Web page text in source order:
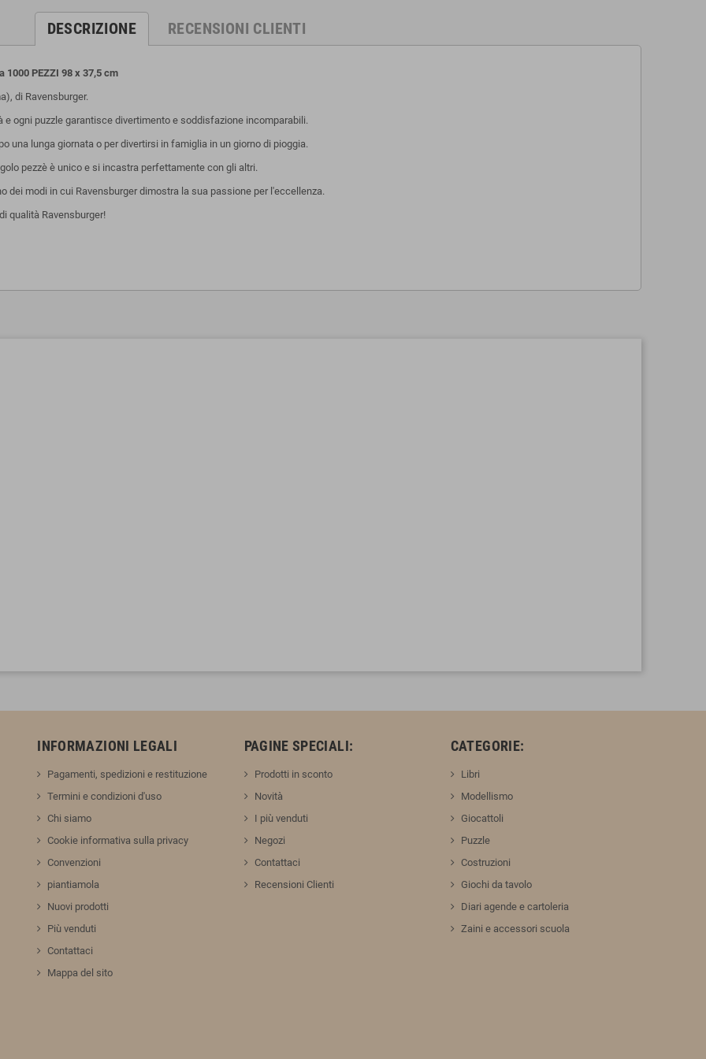
DESCRIZIONE RECENSIONI CLIENTI
1000 PEZZI 98 x 37,5 cm
di Ravensburger.
ogni puzzle garantisce divertimento e soddisfazione incomparabili.
una lunga giornata o per divertirsi in famiglia in un giorno di pioggia.
pezzè è unico e si incastra perfettamente con gli altri.
dei modi in cui Ravensburger dimostra la sua passione per l'eccellenza.
qualità Ravensburger!
INFORMAZIONI LEGALI
Pagamenti, spedizioni e restituzione
Termini e condizioni d'uso
Chi siamo
Cookie informativa sulla privacy
Convenzioni
piantiamola
Nuovi prodotti
Più venduti
Contattaci
Mappa del sito
PAGINE SPECIALI:
Prodotti in sconto
Novità
I più venduti
Negozi
Contattaci
Recensioni Clienti
CATEGORIE:
Libri
Modellismo
Giocattoli
Puzzle
Costruzioni
Giochi da tavolo
Diari agende e cartoleria
Zaini e accessori scuola